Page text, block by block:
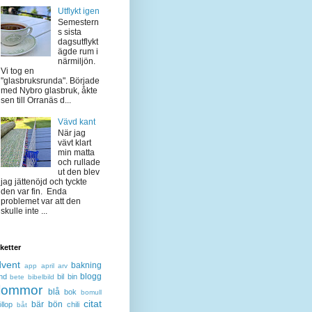
Utflykt igen
Semestern
s sista
dagsutflykt
ägde rum i
närmiljön.
Vi tog en
"glasbruksrunda". Började
med Nybro glasbruk, åkte
sen till Orranäs d...
Vävd kant
När jag
vävt klart
min matta
och rullade
ut den blev
jag jättenöjd och tyckte
den var fin. Enda
problemet var att den
skulle inte ...
app april arv bakning
bete bibelbild bil bin blogg
blå bok bomull
båt bär bön chili citat